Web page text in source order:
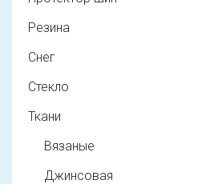
Резина
Снег
Стекло
Ткани
Вязаные
Джинсовая